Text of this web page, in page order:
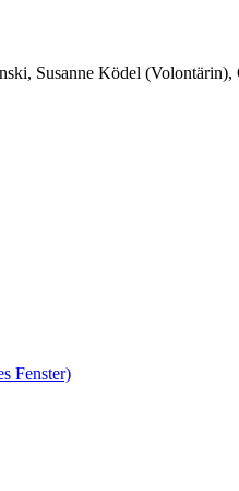
Susanne Ködel (Volontärin),
Fenster)